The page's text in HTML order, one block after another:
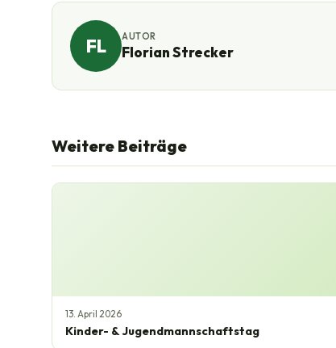
FL AUTOR
Florian Strecker
Weitere Beiträge
13. April 2026
Kinder- & Jugendmannschaftstag